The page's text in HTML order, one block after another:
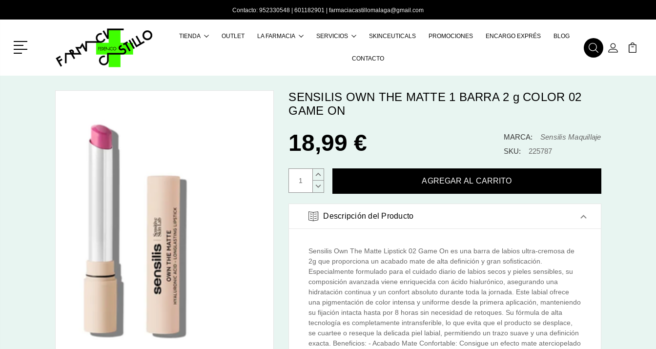
Contacto: 952330548 | 601182901 | farmaciacastillomalaga@gmail.com
Menú
TIENDA OUTLET LA FARMACIA SERVICIOS SKINCEUTICALS PROMOCIONES ENCARGO EXPRÉS BLOG
CONTACTO
BuscarMi Cuenta
Mi
SENSILIS OWN THE MATTE 1 BARRA 2 g COLOR 02
GAME ON
18,99 €
AUMENTAR
DISMINUIR
CANTIDAD:
MARCA:
Sensilis Maquillaje
SKU:
225787
Descripción del Producto
Sensilis Own The Matte Lipstick 02 Game On es una barra de labios ultra-cremosa de
2g que proporciona un acabado mate de alta definición y gran sofisticación.
Especialmente formulado para el cuidado diario de labios secos y pieles sensibles, su
composición avanzada viene enriquecida con ácido hialurónico, asegurando una
hidratación continua y un confort absoluto durante toda la jornada. Este labial ofrece
una pigmentación de color intensa y uniforme desde la primera aplicación, manteniendo
su fijación intacta hasta por 8 horas sin necesidad de retoques. Su fórmula de alta
tecnología es completamente intransferible, lo que evita que el producto se desplace,
se cuartee o reseque la delicada piel labial, permitiendo un trazo suave y una definición
exacta. Beneficios: - Acabado Mate Confortable: Consigue un efecto mate aterciopelado